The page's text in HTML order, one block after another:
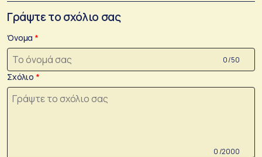
Γράψτε το σχόλιο σας
Όνομα
0 /50
Σχόλιο
0 /2000